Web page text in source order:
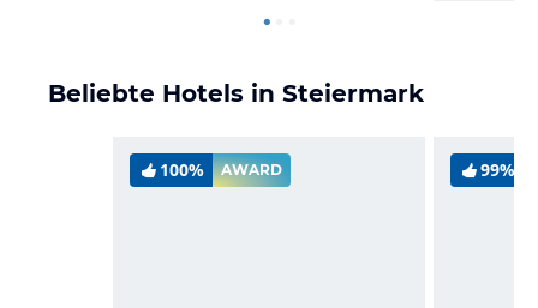
Beliebte Hotels in Steiermark
100% AWARD 99%